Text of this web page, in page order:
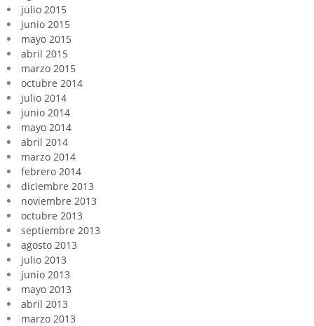
julio 2015
junio 2015
mayo 2015
abril 2015
marzo 2015
octubre 2014
julio 2014
junio 2014
mayo 2014
abril 2014
marzo 2014
febrero 2014
diciembre 2013
noviembre 2013
octubre 2013
septiembre 2013
agosto 2013
julio 2013
junio 2013
mayo 2013
abril 2013
marzo 2013